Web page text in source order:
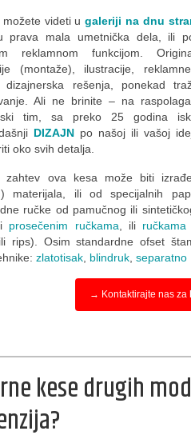
možete videti ugaleriji na dnu
prava mala umetnička dela, ili
reklamnom funkcijom.
(montaže), ilustracije,
dizajnerska rešenja, ponekad
Ali ne brinite – na
tim, sa preko 25 godina
DIZAJN po našoj ili vašoj
oko svih detalja.
zahtev ova kesa može biti
materijala, ili od specijalnih
ručke od pamučnog ili
prosečenim ručkama, ili
rips). Osim standardne ofset
zlatotisak, blindruk, separatno
→ Kontaktirajte nas za
kese drugih